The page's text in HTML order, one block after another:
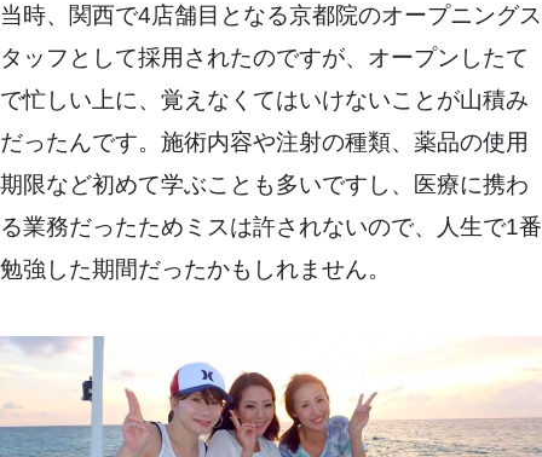
当時、関西で4店舗目となる京都院のオープニングス
タッフとして採用されたのですが、オープンしたて
で忙しい上に、覚えなくてはいけないことが山積み
だったんです。施術内容や注射の種類、薬品の使用
期限など初めて学ぶことも多いですし、医療に携わ
る業務だったためミスは許されないので、人生で1番
勉強した期間だったかもしれません。